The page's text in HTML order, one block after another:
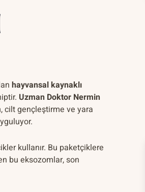
hayvansal kaynaklı
Uzman Doktor Nermin
cilt gençleştirme ve yara
kullanır. Bu paketçiklere
bu eksozomlar, son